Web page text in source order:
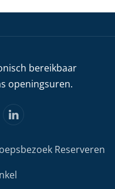
bereikbaar
openingsuren.
Reserveren